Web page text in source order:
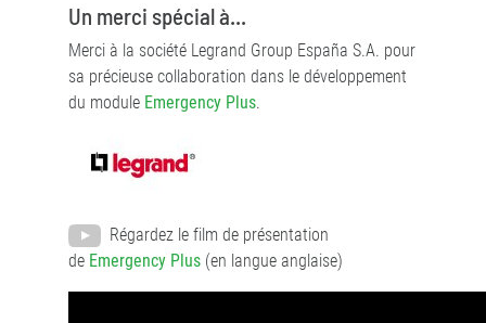
Un merci spécial à...
Merci à la société Legrand Group España S.A. pour
sa précieuse collaboration dans le développement
du module Emergency Plus.
Régardez le film de présentation
de Emergency Plus (en langue anglaise)